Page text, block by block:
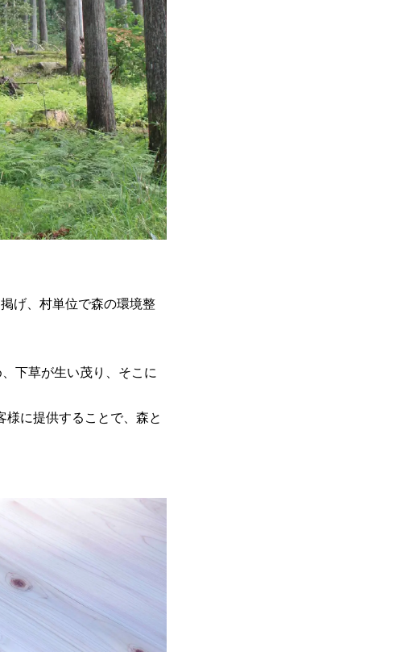
げ、村単位で森の環境整
下草が生い茂り、そこに
に提供することで、森と